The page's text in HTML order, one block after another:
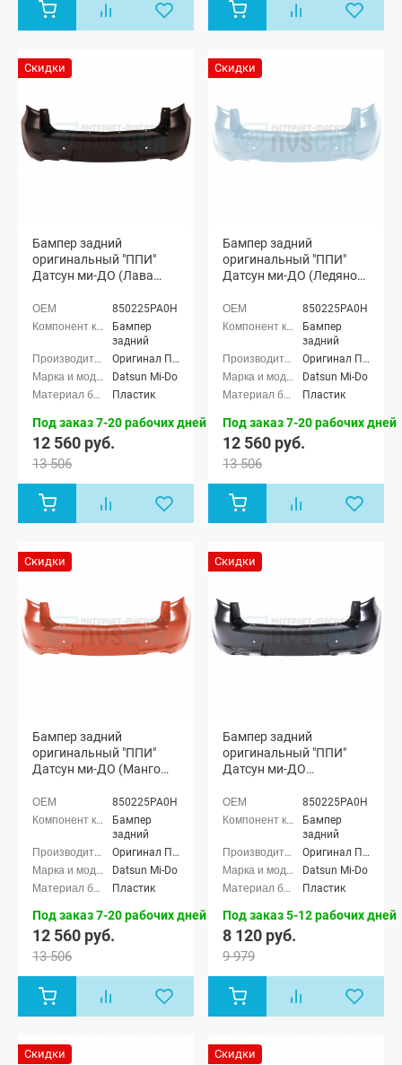
Скидки
Бампер задний
оригинальный "ППИ"
Датсун ми-ДО (Лава
850225PA0H
Бампер
задний
Оригинал ППИ
Datsun Mi-Do
Пластик
Под заказ 7-20 рабочих дней
12 560 руб.
13 506
Скидки
Бампер задний
оригинальный "ППИ"
Датсун ми-ДО (Ледяной
850225PA0H
Бампер
задний
Оригинал ППИ
Datsun Mi-Do
Пластик
Под заказ 7-20 рабочих дней
12 560 руб.
13 506
Скидки
Бампер задний
оригинальный "ППИ"
Датсун ми-ДО (Манго
850225PA0H
Бампер
задний
Оригинал ППИ
Datsun Mi-Do
Пластик
Под заказ 7-20 рабочих дней
12 560 руб.
13 506
Скидки
Бампер задний
оригинальный "ППИ"
Датсун ми-ДО
850225PA0H
Бампер
задний
Оригинал ППИ
Datsun Mi-Do
Пластик
Под заказ 5-12 рабочих дней
8 120 руб.
9 979
Скидки Скидки